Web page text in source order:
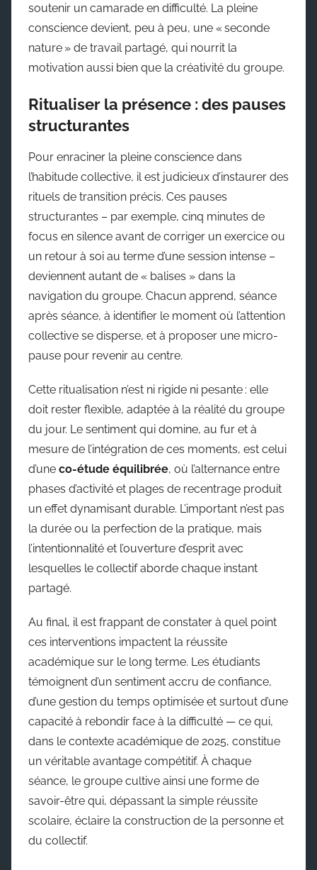
soutenir un camarade en difficulté. La pleine
conscience devient, peu à peu, une « seconde
nature » de travail partagé, qui nourrit la
motivation aussi bien que la créativité du groupe.
Ritualiser la présence : des pauses
structurantes
Pour enraciner la pleine conscience dans
l’habitude collective, il est judicieux d’instaurer des
rituels de transition précis. Ces pauses
structurantes – par exemple, cinq minutes de
focus en silence avant de corriger un exercice ou
un retour à soi au terme d’une session intense –
deviennent autant de « balises » dans la
navigation du groupe. Chacun apprend, séance
après séance, à identifier le moment où l’attention
collective se disperse, et à proposer une micro-
pause pour revenir au centre.
Cette ritualisation n’est ni rigide ni pesante : elle
doit rester flexible, adaptée à la réalité du groupe
du jour. Le sentiment qui domine, au fur et à
mesure de l’intégration de ces moments, est celui
d’une co-étude équilibrée, où l’alternance entre
phases d’activité et plages de recentrage produit
un effet dynamisant durable. L’important n’est pas
la durée ou la perfection de la pratique, mais
l’intentionnalité et l’ouverture d’esprit avec
lesquelles le collectif aborde chaque instant
partagé.
Au final, il est frappant de constater à quel point
ces interventions impactent la réussite
académique sur le long terme. Les étudiants
témoignent d’un sentiment accru de confiance,
d’une gestion du temps optimisée et surtout d’une
capacité à rebondir face à la difficulté — ce qui,
dans le contexte académique de 2025, constitue
un véritable avantage compétitif. À chaque
séance, le groupe cultive ainsi une forme de
savoir-être qui, dépassant la simple réussite
scolaire, éclaire la construction de la personne et
du collectif.